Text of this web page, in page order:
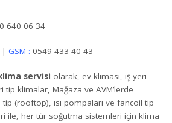
640 06 34
|GSM : 0549 433 40 43
servisi olarak, ev kliması, iş yeri
tip klimalar, Mağaza ve AVM’lerde
(rooftop), ısı pompaları ve fancoil tip
ile, her tür soğutma sistemleri için klima